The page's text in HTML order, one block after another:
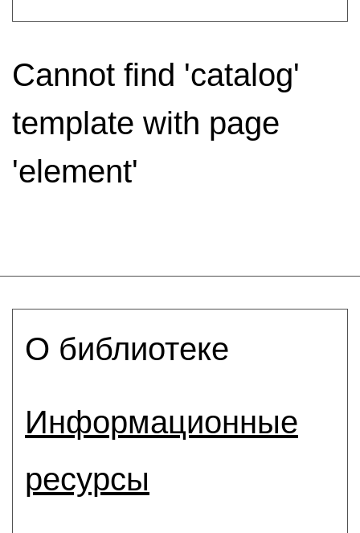
Cannot find 'catalog'
template with page
'element'
О библиотеке
Информационные
ресурсы